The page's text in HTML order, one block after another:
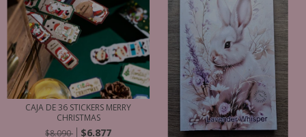
CAJA DE 36 STICKERS MERRY
CHRISTMAS
$8.090
$6.877